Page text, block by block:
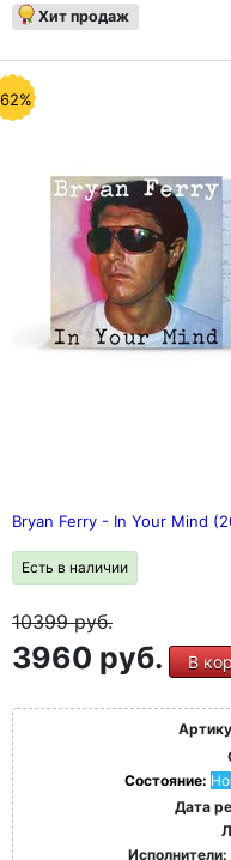
Брайана Ферри как
ролла до утонченной
танцевальных грувов
электроники до
блюза и авангардной
уникальное звучание и
"Ретроспектива:
представлена в виде
арт-директором
диске представлена
фотографий за всю его
самых известных
Антона Корбайна, Мика
Ариса. Форматы CD и
введением для тех,
записи и 100-
Хит продаж
Bryan Ferry - In Your Mind
Есть в наличии
10399руб.
3960 руб. В
Состояние:
Дата
Исполнители: